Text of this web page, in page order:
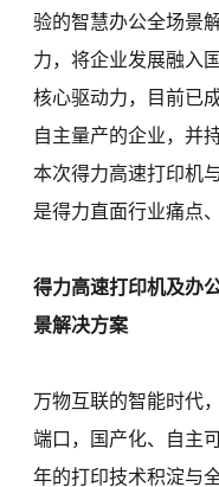
验的智慧办公全场景
力，将企业发展融入
核心驱动力，目前已
自主量产的企业，并
本次得力高速打印机
是得力直面行业痛点
得力高速打印机及办
景解决方案
万物互联的智能时代
端口，国产化、自主
年的打印技术积淀与